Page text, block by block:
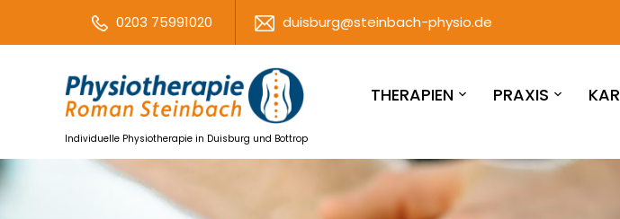
0203 75991020 duisburg@steinbach-physio.de
Individuelle Physiotherapie in Duisburg und Bottrop
THERAPIEN PRAXIS